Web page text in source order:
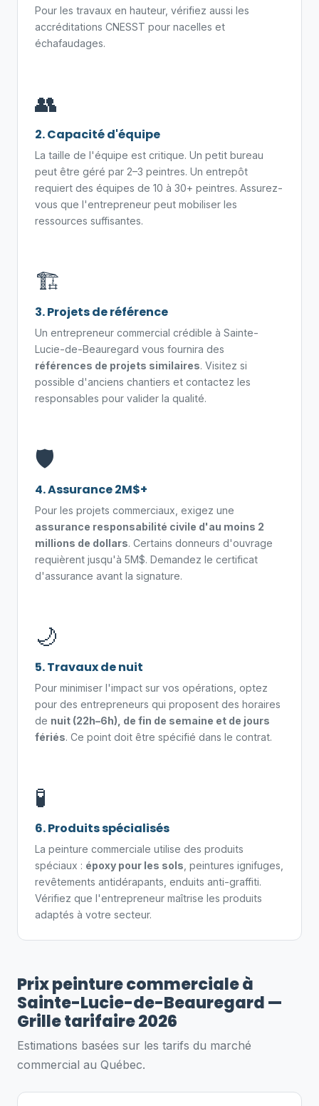
Pour les travaux en hauteur, vérifiez aussi les
accréditations CNESST pour nacelles et
échafaudages.
👥
2. Capacité d'équipe
La taille de l'équipe est critique. Un petit bureau
peut être géré par 2–3 peintres. Un entrepôt
requiert des équipes de 10 à 30+ peintres. Assurez-
vous que l'entrepreneur peut mobiliser les
ressources suffisantes.
🏗️
3. Projets de référence
Un entrepreneur commercial crédible à Sainte-
Lucie-de-Beauregard vous fournira des
références de projets similaires. Visitez si
possible d'anciens chantiers et contactez les
responsables pour valider la qualité.
🛡️
4. Assurance 2M$+
Pour les projets commerciaux, exigez une
assurance responsabilité civile d'au moins 2
millions de dollars. Certains donneurs d'ouvrage
requièrent jusqu'à 5M$. Demandez le certificat
d'assurance avant la signature.
🌙
5. Travaux de nuit
Pour minimiser l'impact sur vos opérations, optez
pour des entrepreneurs qui proposent des horaires
de nuit (22h–6h), de fin de semaine et de jours
fériés. Ce point doit être spécifié dans le contrat.
🧪
6. Produits spécialisés
La peinture commerciale utilise des produits
spéciaux : époxy pour les sols , peintures ignifuges,
revêtements antidérapants, enduits anti-graffiti.
Vérifiez que l'entrepreneur maîtrise les produits
adaptés à votre secteur.
Prix peinture commerciale à
Sainte-Lucie-de-Beauregard —
Grille tarifaire 2026
Estimations basées sur les tarifs du marché
commercial au Québec.